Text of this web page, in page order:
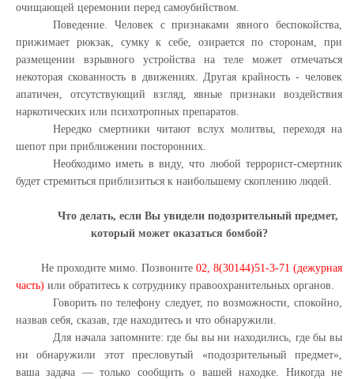
очищающей церемонии перед самоубийством.
Поведение. Человек с признаками явного беспокойства,
прижимает рюкзак, сумку к себе, озирается по сторонам, при
размещении взрывного устройства на теле может отмечаться
некоторая скованность в движениях. Другая крайность - человек
апатичен, отсутствующий взгляд, явные признаки воздействия
наркотических или психотропных препаратов.
Нередко смертники читают вслух молитвы, переходя на
шепот при приближении посторонних.
Необходимо иметь в виду, что любой террорист-смертник
будет стремиться приблизиться к наибольшему скоплению людей.
Что делать, если Вы увидели подозрительный предмет,
который может оказаться бомбой?
Не проходите мимо. Позвоните 02, 8(30144)51-3-71 (дежурная
часть) или обратитесь к сотруднику правоохранительных органов.
Говорить по телефону следует, по возможности, спокойно,
назвав себя, сказав, где находитесь и что обнаружили.
Для начала запомните: где бы вы ни находились, где бы вы
ни обнаружили этот пресловутый «подозрительный предмет»,
ваша задача — только сообщить о вашей находке. Никогда не